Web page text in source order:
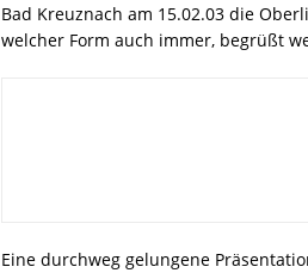
Bad Kreuznach am 15.02.03 die
welcher Form auch immer, begrüßt
Eine durchweg gelungene